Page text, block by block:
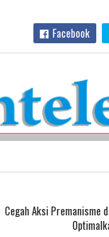
Facebook
Cegah Aksi Premanisme